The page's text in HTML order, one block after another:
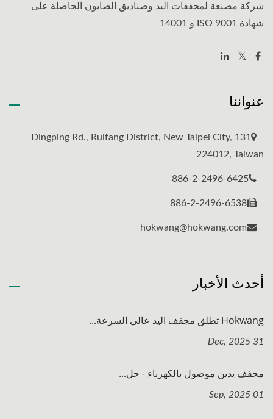
شركة مصنعة لمجففات اليد وصناديق الصابون الحاصلة على
شهادة ISO 9001 و 14001
عنواننا
131 Dingping Rd., Ruifang District, New Taipei City,
224012, Taiwan
886-2-2496-6425
886-2-2496-6538
hokwang@hokwang.com
أحدث الأخبار
Hokwang تطلق مجفف اليد عالي السرعة...
31 Dec, 2025
مجفف يدين موصول بالكهرباء - حل...
01 Sep, 2025